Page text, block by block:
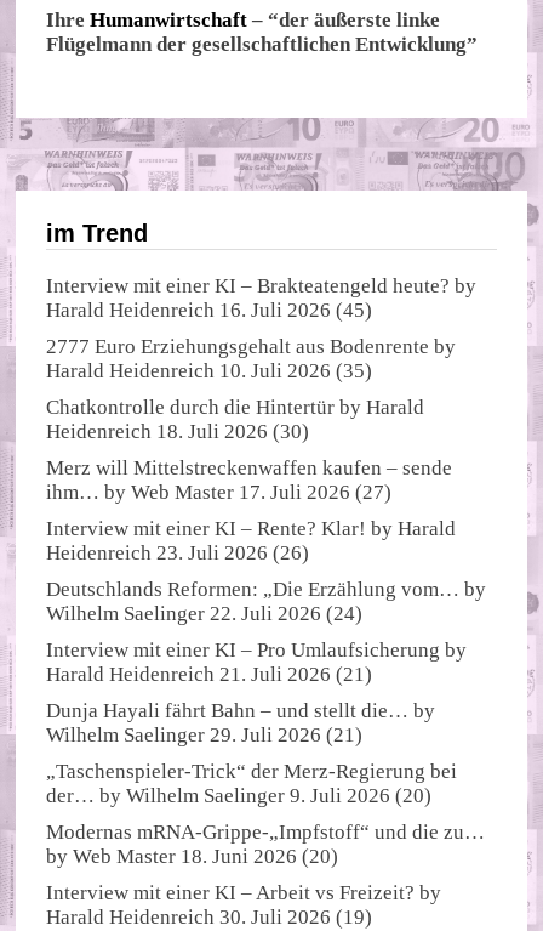
IhreHumanwirtschaft – “der äußerste linke
Flügelmann der gesellschaftlichen Entwicklung”
im Trend
Interview mit einer KI – Brakteatengeld heute? by
Harald Heidenreich 16. Juli 2026 (45)
2777 Euro Erziehungsgehalt aus Bodenrente by
Harald Heidenreich 10. Juli 2026 (35)
Chatkontrolle durch die Hintertür byHarald
Heidenreich 18. Juli 2026 (30)
Merz will Mittelstreckenwaffen kaufen – sende
ihm… byWeb Master 17. Juli 2026 (27)
Interview mit einer KI – Rente? Klar! byHarald
Heidenreich 23. Juli 2026 (26)
Deutschlands Reformen: „Die Erzählung vom… by
Wilhelm Saelinger 22. Juli 2026 (24)
Interview mit einer KI – Pro Umlaufsicherung by
Harald Heidenreich 21. Juli 2026 (21)
Dunja Hayali fährt Bahn – und stellt die… by
Wilhelm Saelinger 29. Juli 2026 (21)
„Taschenspieler-Trick“ der Merz-Regierung bei
der… byWilhelm Saelinger 9. Juli 2026 (20)
Modernas mRNA-Grippe-„Impfstoff“ und die zu…
byWeb Master 18. Juni 2026 (20)
Interview mit einer KI – Arbeit vs Freizeit? by
Harald Heidenreich 30. Juli 2026 (19)